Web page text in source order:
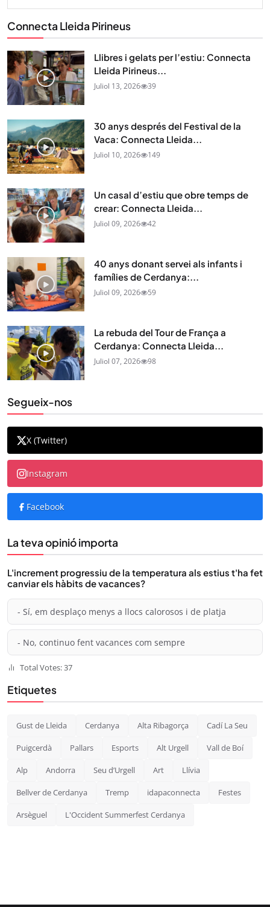
Connecta Lleida Pirineus
Llibres i gelats per l’estiu: Connecta
Lleida Pirineus...
Juliol 13, 2026 39
30 anys després del Festival de la
Vaca: Connecta Lleida...
Juliol 10, 2026 149
Un casal d’estiu que obre temps de
crear: Connecta Lleida...
Juliol 09, 2026 42
40 anys donant servei als infants i
famílies de Cerdanya:...
Juliol 09, 2026 59
La rebuda del Tour de França a
Cerdanya: Connecta Lleida...
Juliol 07, 2026 98
Segueix-nos
X (Twitter)
Instagram
Facebook
La teva opinió importa
L'increment progressiu de la temperatura als estius t'ha fet
canviar els hàbits de vacances?
- Sí, em desplaço menys a llocs calorosos i de platja
- No, continuo fent vacances com sempre
Total Votes: 37
Etiquetes
Gust de Lleida Cerdanya Alta Ribagorça Cadí La Seu
Puigcerdà Pallars Esports Alt Urgell Vall de Boí
Alp Andorra Seu d’Urgell Art Llívia
Bellver de Cerdanya Tremp idapaconnecta Festes
Arsèguel L'Occident Summerfest Cerdanya